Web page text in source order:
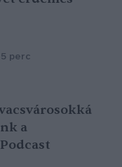
5 perc
a